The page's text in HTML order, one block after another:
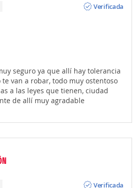
Verificada
seguro ya que allí hay tolerancia
van a robar, todo muy ostentoso
a las leyes que tienen, ciudad
de allí muy agradable
Verificada